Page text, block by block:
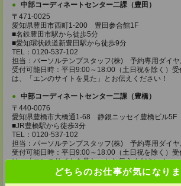
どちらのお仕事が気になり
中部コーディネートセンター二課（豊田）
〒471-0025
愛知県豊田市西町1-200 豊田参合館1F
■名鉄豊田市駅から徒歩5分
■愛知環状鉄道新豊田駅から徒歩9分
TEL：0120-537-102
担当：パーソルテンプスタッフ(株) 予約専用ダイヤ
受付可能日時：平日9:00～18:00（土日祝を除く）
は、「エンのサイトを見た」とお伝えください！
中部コーディネートセンター二課（豊橋）
〒440-0076
愛知県豊橋市大橋通1-68 静銀ニッセイ豊橋ビル5F
■JR豊橋駅から徒歩3分
TEL：0120-537-102
担当：パーソルテンプスタッフ(株) 予約専用ダイヤ
受付可能日時：平日9:00～18:00（土日祝を除く）
は、「エンのサイトを見た」とお伝えください！
中部コーディネートセンター二課（岡崎）